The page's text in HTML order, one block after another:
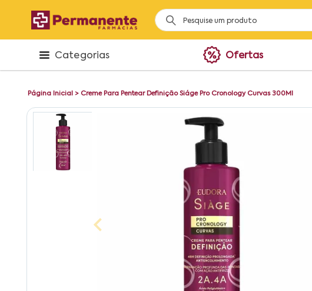
Categorias Ofertas
Página Inicial > Creme Para Pentear Definição Siáge Pro Cronology Curvas 300Ml